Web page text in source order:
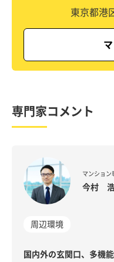
東京都港
専門家コメント
マンション
今村
周辺環境
国内外の玄関口、多機